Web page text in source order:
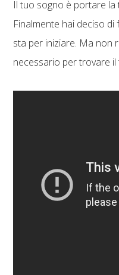
Il tuo sogno è portare la
Finalmente hai deciso
sta per iniziare. Ma non
necessario per trovare